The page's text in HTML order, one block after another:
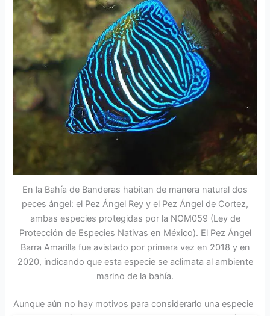
En la Bahía de Banderas habitan de manera natural dos
peces ángel: el Pez Ángel Rey y el Pez Ángel de Cortez,
ambas especies protegidas por la NOM059 (Ley de
Protección de Especies Nativas en México). El Pez Ángel
Barra Amarilla fue avistado por primera vez en 2018 y en
2020, indicando que esta especie se aclimata al ambiente
marino de la bahía.
Aunque aún no hay motivos para considerarlo una especie